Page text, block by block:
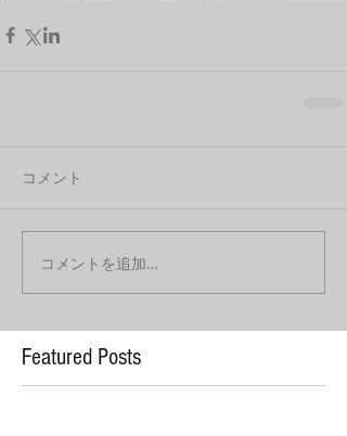
コメント
コメントを追加…
Featured Posts